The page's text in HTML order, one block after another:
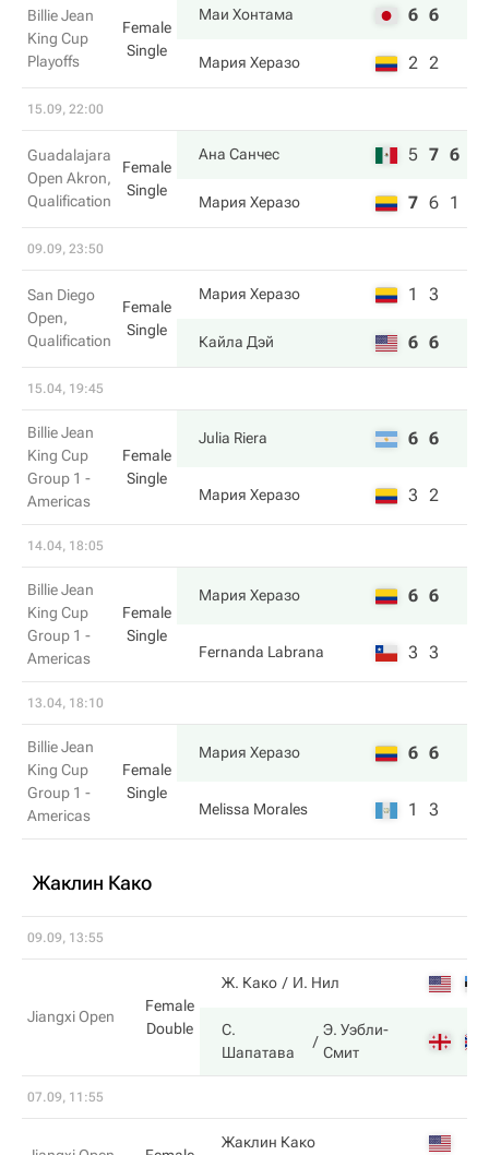
Billie Jean
King Cup
Playoffs
Female
Single
Маи Хонтама 6 6
Мария Херазо 2 2
15.09, 22:00
Guadalajara
Open Akron,
Qualification
Female
Single
Ана Санчес 5 7 6
Мария Херазо 7 6 1
09.09, 23:50
San Diego
Open,
Qualification
Female
Single
Мария Херазо 1 3
Кайла Дэй 6 6
15.04, 19:45
Billie Jean
King Cup
Group 1 -
Americas
Female
Single
Julia Riera 6 6
Мария Херазо 3 2
14.04, 18:05
Billie Jean
King Cup
Group 1 -
Americas
Female
Single
Мария Херазо 6 6
Fernanda Labrana 3 3
13.04, 18:10
Billie Jean
King Cup
Group 1 -
Americas
Female
Single
Мария Херазо 6 6
Melissa Morales 1 3
Жаклин Како
09.09, 13:55
Jiangxi Open
Female
Double
Ж. Како И. Нил
С.
Шапатава
Э. Уэбли-
Смит
07.09, 11:55
Жаклин Како